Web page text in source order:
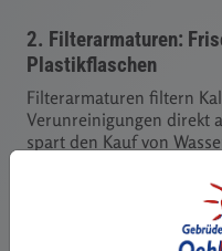
2. Filterarmaturen:
Plastikflaschen
Filterarmaturen filtern
Verunreinigungen direkt
spart den Kauf von
gekühltes Wasser auf
Trinkwasser legt oder in
wohnt, profitiert